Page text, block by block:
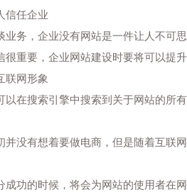
任企业
，企业没有网站是一件让人不可
重要，企业网站建设时要将可以提
网形象
搜索引擎中搜索到关于网站的所
有想着要做电商，但是随着互联
的时候，将会为网站的使用者在网